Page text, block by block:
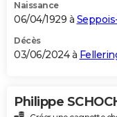
Naissance
06/04/1929 à
Décès
03/06/2024 à
Philippe